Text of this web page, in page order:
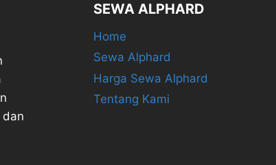
SEWA ALPHARD
Home
Sewa Alphard
Harga Sewa Alphard
Tentang Kami